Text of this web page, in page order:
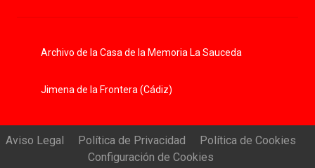
Archivo de la Casa de la Memoria La Sauceda
Jimena de la Frontera (Cádiz)
Aviso Legal Política de Privacidad
Política de Cookies
Configuración de Cookies